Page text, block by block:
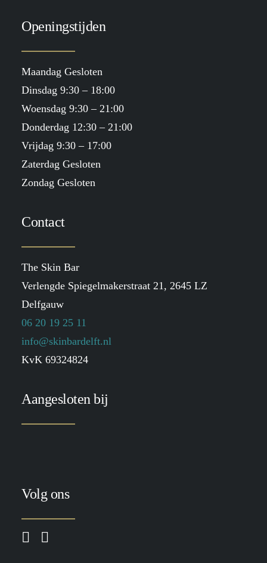
Openingstijden
Maandag Gesloten
Dinsdag 9:30 – 18:00
Woensdag 9:30 – 21:00
Donderdag 12:30 – 21:00
Vrijdag 9:30 – 17:00
Zaterdag Gesloten
Zondag Gesloten
Contact
The Skin Bar
Verlengde Spiegelmakerstraat 21, 2645 LZ
Delfgauw
06 20 19 25 11
info@skinbardelft.nl
KvK 69324824
Aangesloten bij
Volg ons